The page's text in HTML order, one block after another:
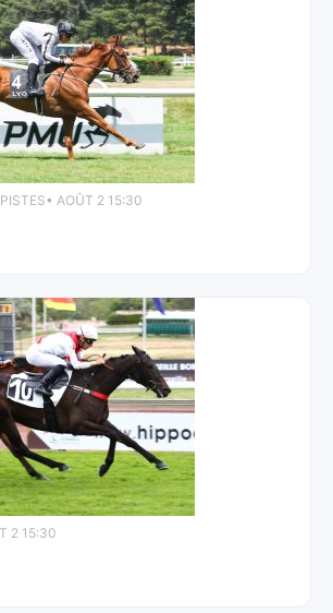
• AOÛT 2 15:30
2 15:30